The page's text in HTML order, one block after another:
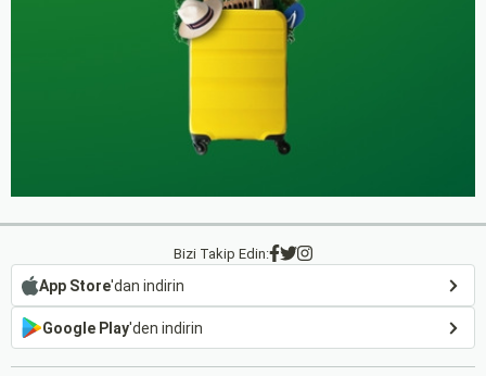
Bizi Takip Edin:
App Store'dan indirin
Google Play'den indirin